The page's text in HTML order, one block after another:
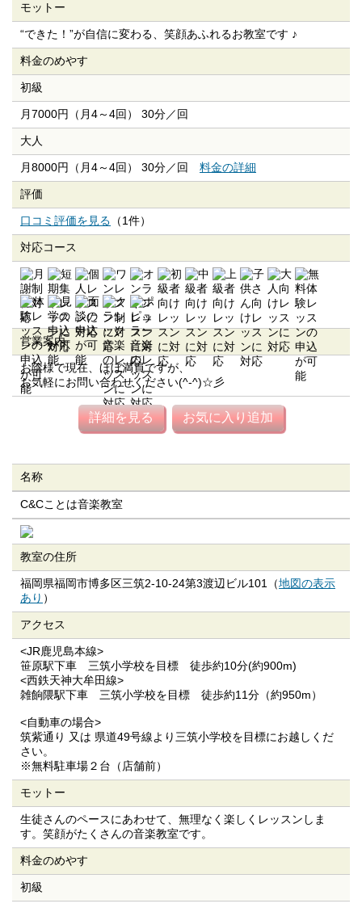
モットー
“できた！”が自信に変わる、笑顔あふれるお教室です ♪
料金のめやす
初級
月7000円（月4～4回） 30分／回
大人
月8000円（月4～4回） 30分／回 料金の詳細
評価
口コミ評価を見る （1件）
対応コース
営業案内
お陰様で現在、ほぼ満員ですが、
お気軽にお問い合わせください(^-^)☆彡
詳細を見る お気に入り追加
名称
C&Cことは音楽教室
教室の住所
福岡県福岡市博多区三筑2-10-24第3渡辺ビル101（地図の表示
あり ）
アクセス
<JR鹿児島本線>
笹原駅下車 三筑小学校を目標 徒歩約10分(約900m)
<西鉄天神大牟田線>
雑餉隈駅下車 三筑小学校を目標 徒歩約11分（約950m）
<自動車の場合>
筑紫通り 又は 県道49号線より三筑小学校を目標にお越しくだ
さい。
※無料駐車場２台（店舗前）
モットー
生徒さんのペースにあわせて、無理なく楽しくレッスンしま
す。笑顔がたくさんの音楽教室です。
料金のめやす
初級